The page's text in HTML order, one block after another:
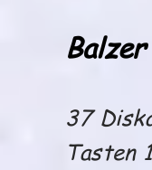
37
Tasten